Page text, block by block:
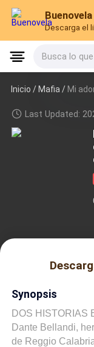
Buenovela
Descarga el
Busca lo
Inicio /Mafia / Mi
Last Updated:
Synopsis
DOS HISTORIAS
Dante Bellandi,
de Reggio